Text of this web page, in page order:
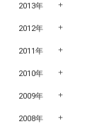
2013年
2012年
2011年
2010年
2009年
2008年